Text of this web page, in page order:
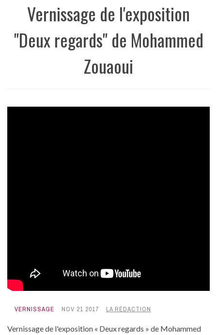
Vernissage de l'exposition
"Deux regards" de Mohammed
Zouaoui
VERNISSAGE NOV 21 2017 LA RÉDACTION
Vernissage de l'exposition « Deux regards » de Mohammed